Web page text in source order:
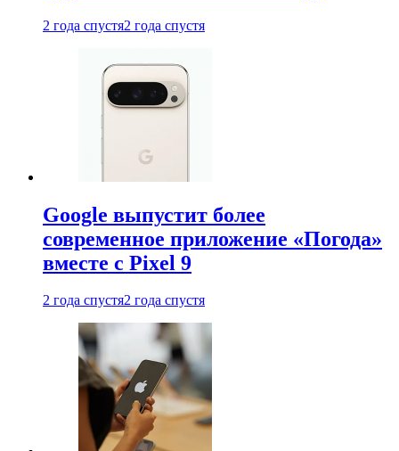
2 года спустя2 года спустя
Google выпустит более
современное приложение «Погода»
вместе с Pixel 9
2 года спустя2 года спустя